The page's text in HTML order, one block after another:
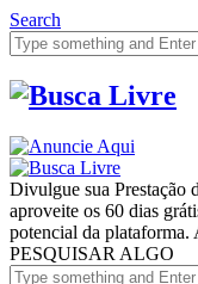
Search
Divulgue sua Prestação
aproveite os 60 dias
potencial da plataforma.
PESQUISAR ALGO